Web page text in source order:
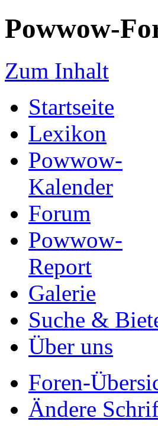
Powwow-
Zum Inhalt
Startseite
Lexikon
Powwow-
Kalender
Forum
Powwow-
Report
Galerie
Suche &
Über uns
Foren-
Ändere